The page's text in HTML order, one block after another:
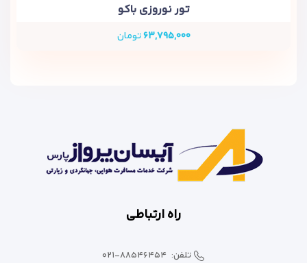
تور نوروزی باکو
۶۳,۷۹۵,۰۰۰تومان
راه ارتباطی
تلفن: ۰۲۱-۸۸۵۴۶۴۵۴